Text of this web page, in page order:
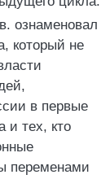
ознаменовал
который не
в первые
и тех, кто
переменами